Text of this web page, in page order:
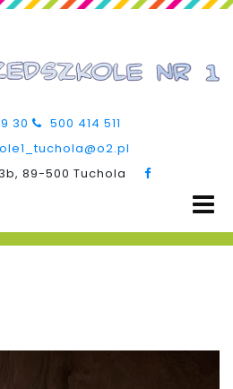
30
500 414 511
89-500 Tuchola